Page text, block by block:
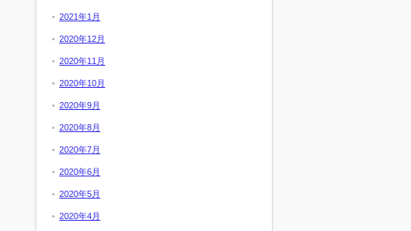
2021年1月
2020年12月
2020年11月
2020年10月
2020年9月
2020年8月
2020年7月
2020年6月
2020年5月
2020年4月